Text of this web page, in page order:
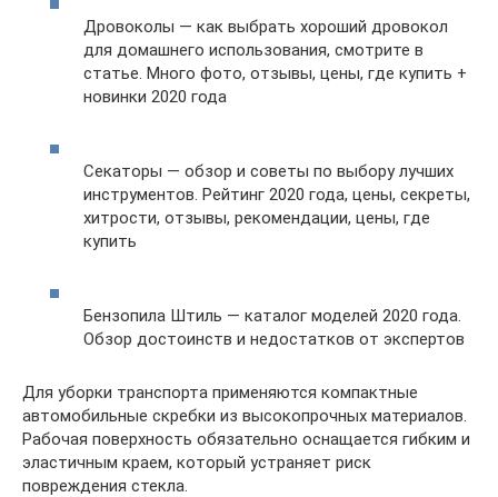
Дровоколы — как выбрать хороший дровокол
для домашнего использования, смотрите в
статье. Много фото, отзывы, цены, где купить +
новинки 2020 года
Секаторы — обзор и советы по выбору лучших
инструментов. Рейтинг 2020 года, цены, секреты,
хитрости, отзывы, рекомендации, цены, где
купить
Бензопила Штиль — каталог моделей 2020 года.
Обзор достоинств и недостатков от экспертов
Для уборки транспорта применяются компактные
автомобильные скребки из высокопрочных материалов.
Рабочая поверхность обязательно оснащается гибким и
эластичным краем, который устраняет риск
повреждения стекла.